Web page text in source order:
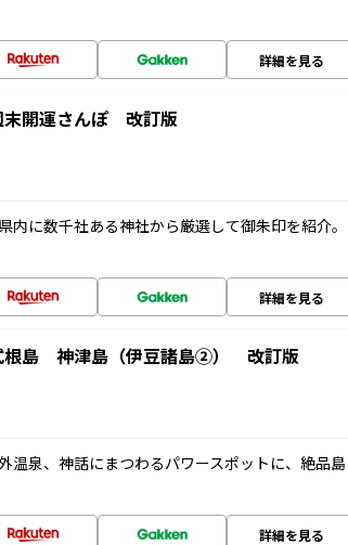
詳細を見る
開運さんぽ 改訂版
内に数千社ある神社から厳選して御朱印を紹介。
詳細を見る
島 神津島（伊豆諸島②） 改訂版
温泉、神話にまつわるパワースポットに、絶品島
詳細を見る